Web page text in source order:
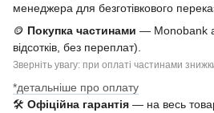
менеджера для безготівкового
🪙 Покупка частинами — Monobank
відсотків, без переплат).
Зверніть увагу: при оплаті частинами
*детальніше про оплату
🛠 Офіційна гарантія — на весь